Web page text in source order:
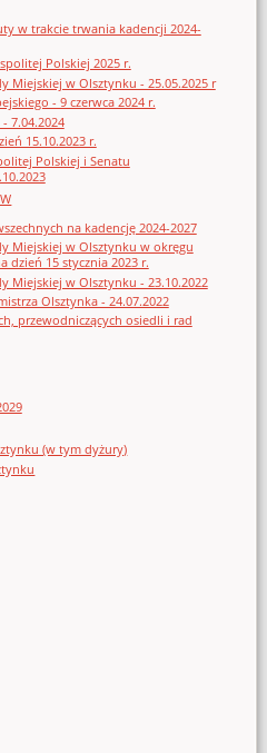
w trakcie trwania kadencji 2024-
Polskiej 2025 r.
Miejskiej w Olsztynku - 25.05.2025 r
- 9 czerwca 2024 r.
7.04.2024
15.10.2023 r.
Polskiej i Senatu
na kadencję 2024-2027
Miejskiej w Olsztynku w okręgu
dzień 15 stycznia 2023 r.
Miejskiej w Olsztynku - 23.10.2022
Olsztynka - 24.07.2022
przewodniczących osiedli i rad
(w tym dyżury)